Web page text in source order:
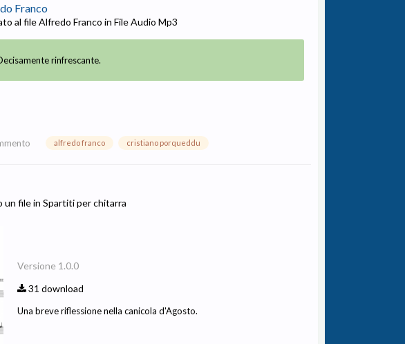
Franco
al fileAlfredo Franco in File Audio Mp3
rinfrescante.
alfredo franco cristiano porqueddu
un file in Spartiti per chitarra
Versione 1.0.0
31 download
Una breve riflessione nella canicola d'Agosto.